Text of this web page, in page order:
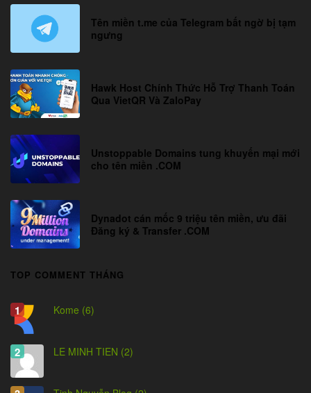
Tên miền t.me của Telegram bất ngờ bị tạm
ngưng
Hawk Host Chính Thức Hỗ Trợ Thanh Toán
Qua VietQR Và ZaloPay
Unstoppable Domains tung khuyến mại mới
cho tên miền .COM
Dynadot cán mốc 9 triệu tên miền, ưu đãi
Đăng ký & Transfer .COM
TOP COMMENT THÁNG
Kome (6)
LE MINH TIEN (2)